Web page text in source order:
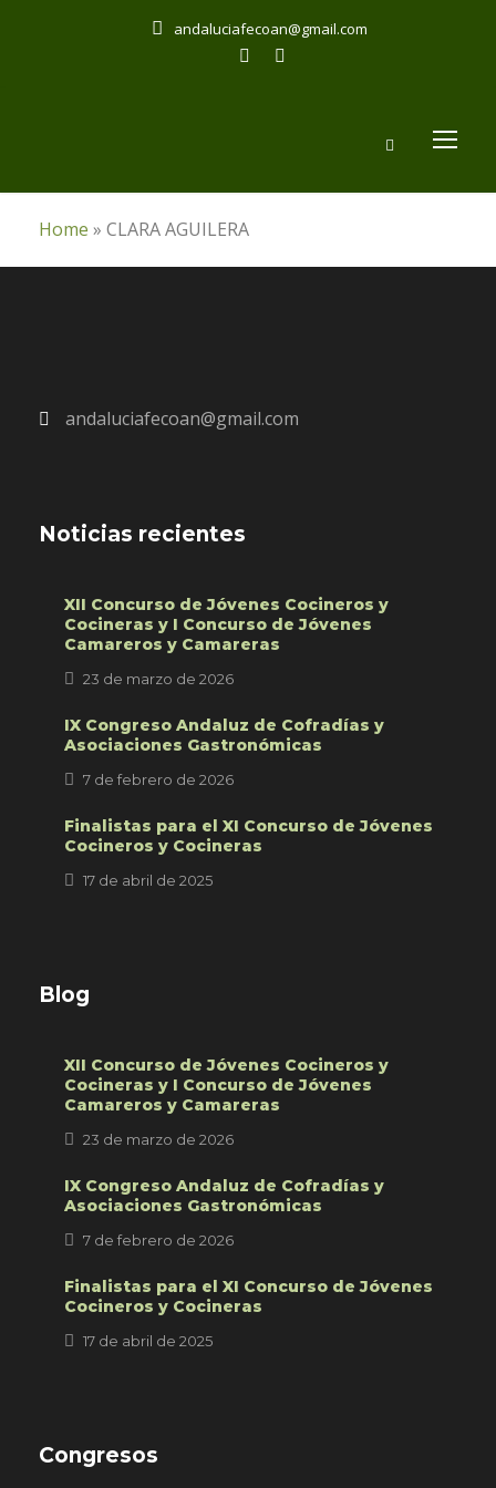
andaluciafecoan@gmail.com
Home » CLARA AGUILERA
andaluciafecoan@gmail.com
Noticias recientes
XII Concurso de Jóvenes Cocineros y
Cocineras y I Concurso de Jóvenes
Camareros y Camareras
23 de marzo de 2026
IX Congreso Andaluz de Cofradías y
Asociaciones Gastronómicas
7 de febrero de 2026
Finalistas para el XI Concurso de Jóvenes
Cocineros y Cocineras
17 de abril de 2025
Blog
XII Concurso de Jóvenes Cocineros y
Cocineras y I Concurso de Jóvenes
Camareros y Camareras
23 de marzo de 2026
IX Congreso Andaluz de Cofradías y
Asociaciones Gastronómicas
7 de febrero de 2026
Finalistas para el XI Concurso de Jóvenes
Cocineros y Cocineras
17 de abril de 2025
Congresos